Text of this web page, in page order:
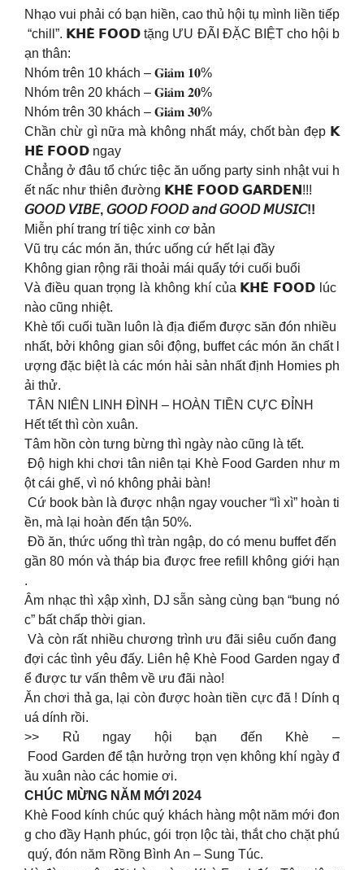
Nhạo vui phải có bạn hiền, cao thủ hội tụ mình liền tiếp
“chill”. 𝗞𝗛𝗘̀ 𝗙𝗢𝗢𝗗 tặng ƯU ĐÃI ĐẶC BIỆT cho hội b
ạn thân:
Nhóm trên 10 khách – 𝐆𝐢𝐚̉𝐦 𝟏𝟎%
Nhóm trên 20 khách – 𝐆𝐢𝐚̉𝐦 𝟐𝟎%
Nhóm trên 30 khách – 𝐆𝐢𝐚̉𝐦 𝟑𝟎%
Chần chừ gì nữa mà không nhất máy, chốt bàn đẹp 𝗞
𝗛𝗘̀ 𝗙𝗢𝗢𝗗 ngay
Chẳng ở đâu tổ chức tiệc ăn uống party sinh nhật vui h
ết nấc như thiên đường 𝗞𝗛𝗘̀ 𝗙𝗢𝗢𝗗 𝗚𝗔𝗥𝗗𝗘𝗡!!!
𝘎𝘖𝘖𝘋 𝘝𝘐𝘉𝘌, 𝘎𝘖𝘖𝘋 𝘍𝘖𝘖𝘋 𝘢𝘯𝘥 𝘎𝘖𝘖𝘋 𝘔𝘜𝘚𝘐𝘊!!
Miễn phí trang trí tiệc xinh cơ bản
Vũ trụ các món ăn, thức uống cứ hết lại đầy
Không gian rộng rãi thoải mái quẩy tới cuối buổi
Và điều quan trọng là không khí của 𝗞𝗛𝗘̀ 𝗙𝗢𝗢𝗗 lúc
nào cũng nhiệt.
Khè tối cuối tuần luôn là địa điểm được săn đón nhiều
nhất, bởi không gian sôi động, buffet các món ăn chất l
ượng đặc biệt là các món hải sản nhất định Homies ph
ải thử.
TÂN NIÊN LINH ĐÌNH – HOÀN TIỀN CỰC ĐỈNH
Hết tết thì còn xuân.
Tâm hồn còn tưng bừng thì ngày nào cũng là tết.
Độ high khi chơi tân niên tại Khè Food Garden như m
ột cái ghế, vì nó không phải bàn!
Cứ book bàn là được nhận ngay voucher “lì xì” hoàn ti
ền, mà lại hoàn đến tận 50%.
Đồ ăn, thức uống thì tràn ngập, do có menu buffet đến
gần 80 món và tháp bia được free refill không giới hạn
.
Âm nhạc thì xập xình, DJ sẵn sàng cùng bạn “bung nó
c” bất chấp thời gian.
Và còn rất nhiều chương trình ưu đãi siêu cuốn đang
đợi các tình yêu đấy. Liên hệ Khè Food Garden ngay đ
ể được tư vấn thêm về ưu đãi nào!
Ăn chơi thả ga, lại còn được hoàn tiền cực đã ! Dính q
uá dính rồi.
>> Rủ ngay hội bạn đến Khè –
Food Garden để tận hưởng trọn vẹn không khí ngày đ
ầu xuân nào các homie ơi.
CHÚC MỪNG NĂM MỚI 2024
Khè Food kính chúc quý khách hàng một năm mới đon
g cho đầy Hạnh phúc, gói trọn lộc tài, thắt cho chặt phú
quý, đón năm Rồng Bình An – Sung Túc.